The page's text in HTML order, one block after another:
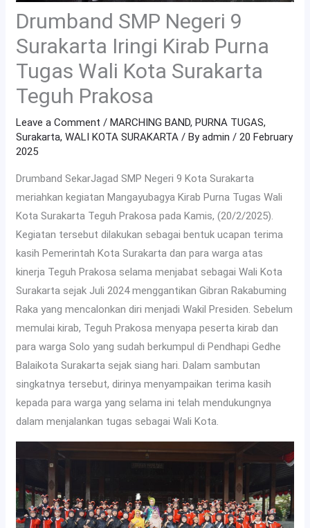
Drumband SMP Negeri 9
Surakarta Iringi Kirab Purna
Tugas Wali Kota Surakarta
Teguh Prakosa
Leave a Comment /MARCHING BAND,PURNA TUGAS,
Surakarta,WALI KOTA SURAKARTA / Byadmin /20 February
2025
Drumband SekarJagad SMP Negeri 9 Kota Surakarta
meriahkan kegiatan Mangayubagya Kirab Purna Tugas Wali
Kota Surakarta Teguh Prakosa pada Kamis, (20/2/2025).
Kegiatan tersebut dilakukan sebagai bentuk ucapan terima
kasih Pemerintah Kota Surakarta dan para warga atas
kinerja Teguh Prakosa selama menjabat sebagai Wali Kota
Surakarta sejak Juli 2024 menggantikan Gibran Rakabuming
Raka yang mencalonkan diri menjadi Wakil Presiden. Sebelum
memulai kirab, Teguh Prakosa menyapa peserta kirab dan
para warga Solo yang sudah berkumpul di Pendhapi Gedhe
Balaikota Surakarta sejak siang hari. Dalam sambutan
singkatnya tersebut, dirinya menyampaikan terima kasih
kepada para warga yang selama ini telah mendukungnya
dalam menjalankan tugas sebagai Wali Kota.